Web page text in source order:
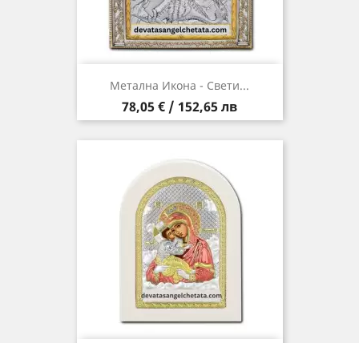
Метална Икона - Свети...
Цена
78,05 € / 152,65 лв